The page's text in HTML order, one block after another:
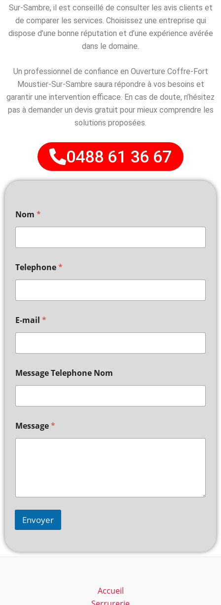
Sur-Sambre, il est conseillé de consulter les avis clients et
de comparer les services. Choisissez une entreprise qui
dispose d’une bonne réputation et d’une expérience avérée
dans le domaine.
Un professionnel de confiance en Ouverture Coffre-Fort
Moustier-Sur-Sambre saura répondre à vos besoins et
garantir une intervention efficace. En cas de doute, n’hésitez
pas à demander un devis gratuit pour mieux comprendre les
solutions proposées.
0488 61 36 67
Nom *
Telephone*
E-mail *
Message Telephone Nom
Message*
Envoyer
Accueil